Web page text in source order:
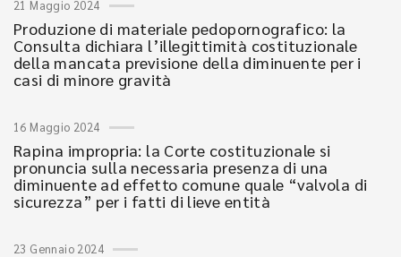
21 Maggio 2024
Produzione di materiale pedopornografico: la
Consulta dichiara l’illegittimità costituzionale
della mancata previsione della diminuente per i
casi di minore gravità
16 Maggio 2024
Rapina impropria: la Corte costituzionale si
pronuncia sulla necessaria presenza di una
diminuente ad effetto comune quale “valvola di
sicurezza” per i fatti di lieve entità
23 Gennaio 2024